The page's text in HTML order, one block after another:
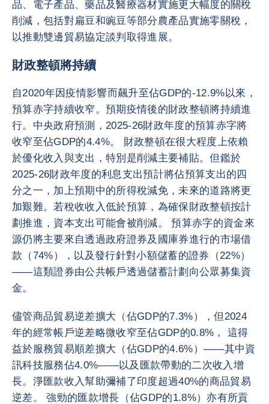
品、電子產品、藥品及醫療器材實施更大幅度的關稅
削減，包括對扁豆和豌豆等部分農產品實施零關稅，
以推動雙邊貿易協定談判取得進展。
財政整頓將持續
自2020年因疫情影響而飆升至佔GDP的-12.9%以來，
預算赤字持續收窄。預期疫情後的財政整頓將持續進
行。中央政府預測，2025-26財政年度的預算赤字將
收窄至佔GDP的4.4%。 財政整頓在很大程度上依賴
於優化收入與支出，特別是削減主要補貼。但鑑於
2025-26財政年度的利息支出預計將佔預算支出的四
分之一，加上預期中的所得稅減免，未來的道路將更
加艱難。若稅收收入低於預算，為確保財政整頓按計
劃推進，資本支出可能會被削減。 預算赤字的資金來
源仍將主要來自透過政府證券及國庫券進行的市場借
款（74%），以及發行針對小額儲蓄的證券（22%）
——這類證券由公共帳戶透過儲蓄計劃向公眾募集資
金。
儘管商品貿易逆差擴大（佔GDP的7.3%），但2024
年的經常帳戶逆差略微收窄至佔GDP的0.8%， 這得
益於服務貿易順差擴大（佔GDP的4.6%）——其中資
訊科技服務佔4.0%——以及匯款帶動的二次收入增
長。淨匯款收入幫助彌補了印度超過40%的商品貿易
逆差。 強勁的匯款增長（佔GDP的1.8%）亦有所貢